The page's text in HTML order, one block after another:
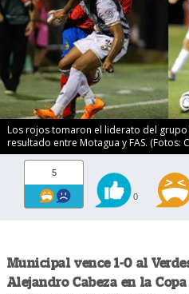
Los rojos tomaron el liderato del
resultado entre Motagua y FAS. (Fotos:
5
0
Municipal vence 1-0 al
Alejandro Cabeza en la